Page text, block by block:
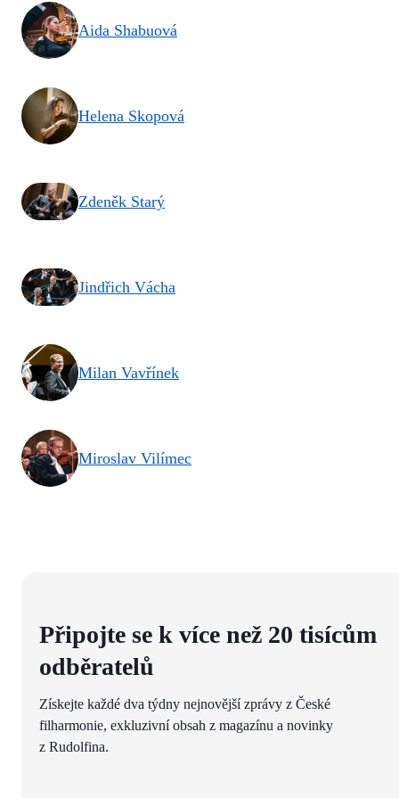
Aida Shabuová
Helena Skopová
Zdeněk Starý
Jindřich Vácha
Milan Vavřínek
Miroslav Vilímec
Připojte se k více než 20 tisícům
odběratelů
Získejte každé dva týdny nejnovější zprávy z České
filharmonie, exkluzivní obsah z magazínu a novinky
z Rudolfina.